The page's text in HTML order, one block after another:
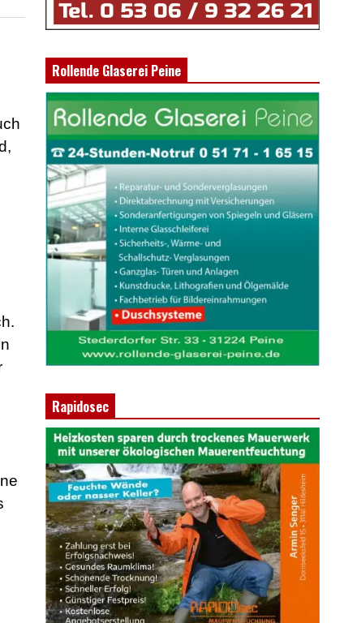
Rollende Glaserei Peine
Rapidosec